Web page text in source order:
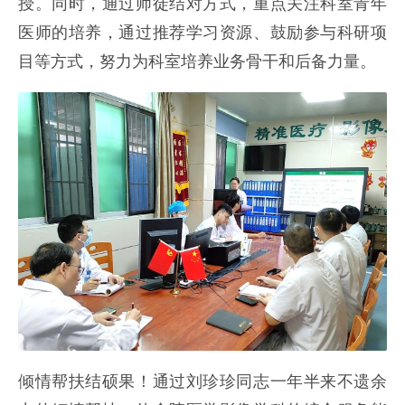
医师的培养，通过推荐学习资源、鼓励参与科研项
目等方式，努力为科室培养业务骨干和后备力量。
倾情帮扶结硕果！通过刘珍珍同志一年半来不遗余